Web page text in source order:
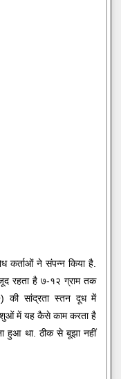
ने संपन्न किया है.
रहता है ७-१२ ग्राम तक
की सांद्रता स्तन दूध में
में यह कैसे काम करता है
हुआ था. ठीक से बूझा नहीं